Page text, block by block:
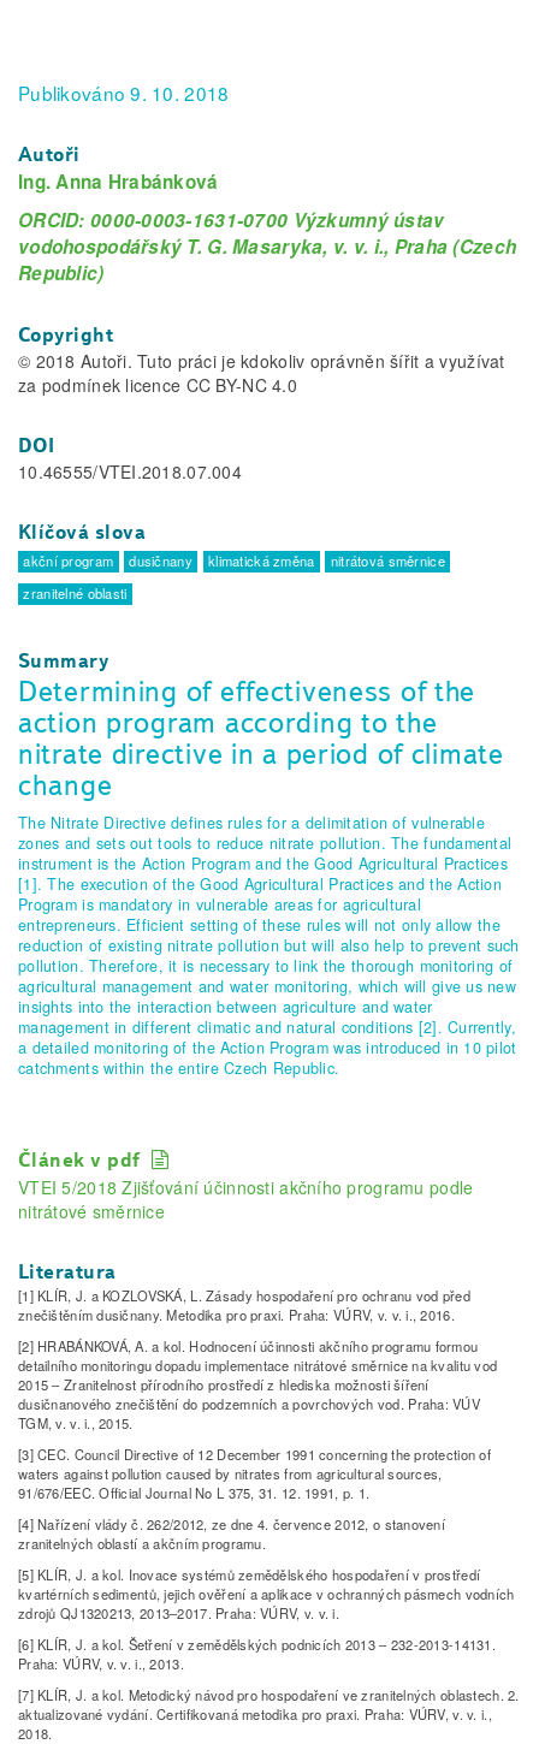
Publikováno 9. 10. 2018
Autoři
Ing. Anna Hrabánková
ORCID: 0000-0003-1631-0700 Výzkumný ústav
vodohospodářský T. G. Masaryka, v. v. i., Praha (Czech
Republic)
Copyright
© 2018 Autoři. Tuto práci je kdokoliv oprávněn šířit a využívat
za podmínek licence CC BY-NC 4.0
DOI
10.46555/VTEI.2018.07.004
Klíčová slova
akční program dusičnany klimatická změna
nitrátová směrnice
zranitelné oblasti
Summary
Determining of effectiveness of the
action program according to the
nitrate directive in a period of climate
change
The Nitrate Directive defines rules for a delimitation of vulnerable
zones and sets out tools to reduce nitrate pollution. The fundamental
instrument is the Action Program and the Good Agricultural Practices
[1]. The execution of the Good Agricultural Practices and the Action
Program is mandatory in vulnerable areas for agricultural
entrepreneurs. Efficient setting of these rules will not only allow the
reduction of existing nitrate pollution but will also help to prevent such
pollution. Therefore, it is necessary to link the thorough monitoring of
agricultural management and water monitoring, which will give us new
insights into the interaction between agriculture and water
management in different climatic and natural conditions [2]. Currently,
a detailed monitoring of the Action Program was introduced in 10 pilot
catchments within the entire Czech Republic.
Článek v pdf
VTEI 5/2018 Zjišťování účinnosti akčního programu podle
nitrátové směrnice
Literatura
[1] KLÍR, J. a KOZLOVSKÁ, L. Zásady hospodaření pro ochranu vod před
znečištěním dusičnany. Metodika pro praxi. Praha: VÚRV, v. v. i., 2016.
[2] HRABÁNKOVÁ, A. a kol. Hodnocení účinnosti akčního programu formou
detailního monitoringu dopadu implementace nitrátové směrnice na kvalitu vod
2015 – Zranitelnost přírodního prostředí z hlediska možnosti šíření
dusičnanového znečištění do podzemních a povrchových vod. Praha: VÚV
TGM, v. v. i., 2015.
[3] CEC. Council Directive of 12 December 1991 concerning the protection of
waters against pollution caused by nitrates from agricultural sources,
91/676/EEC. Official Journal No L 375, 31. 12. 1991, p. 1.
[4] Nařízení vlády č. 262/2012, ze dne 4. července 2012, o stanovení
zranitelných oblastí a akčním programu.
[5] KLÍR, J. a kol. Inovace systémů zemědělského hospodaření v prostředí
kvartérních sedimentů, jejich ověření a aplikace v ochranných pásmech vodních
zdrojů QJ1320213, 2013–2017. Praha: VÚRV, v. v. i.
[6] KLÍR, J. a kol. Šetření v zemědělských podnicích 2013 – 232-2013-14131.
Praha: VÚRV, v. v. i., 2013.
[7] KLÍR, J. a kol. Metodický návod pro hospodaření ve zranitelných oblastech. 2.
aktualizované vydání. Certifikovaná metodika pro praxi. Praha: VÚRV, v. v. i.,
2018.